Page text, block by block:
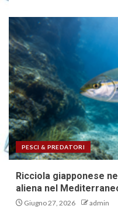
PESCI & PREDATORI
Ricciola giapponese
aliena nel
Giugno 27, 2026 admin